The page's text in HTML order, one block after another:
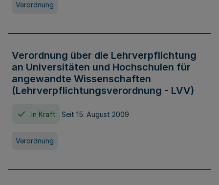
Verordnung
Verordnung über die Lehrverpflichtung
an Universitäten und Hochschulen für
angewandte Wissenschaften
(Lehrverpflichtungsverordnung - LVV)
In Kraft Seit 15. August 2009
Verordnung